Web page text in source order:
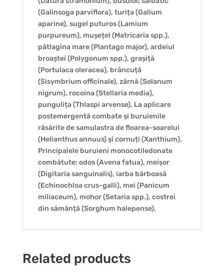
(Galinsoga parviflora), turița (Galium
aparine), sugel puturos (Lamium
purpureum), mușețel (Matricaria spp.),
pătlagina mare (Plantago major), ardeiul
broaștei (Polygonum spp.), grașiță
(Portulaca oleracea), brâncuță
(Sisymbrium officinale), zârnă (Solanum
nigrum), rocoina (Stellaria media),
pungulița (Thlaspi arvense). La aplicare
postemergentă combate și buruienile
răsărite de samulastra de floarea-soarelui
(Helianthus annuus) și cornuți (Xanthium).
Principalele buruieni monocotiledonate
combătute: odos (Avena fatua), meișor
(Digitaria sanguinalis), iarba bărboasă
(Echinochloa crus-galli), mei (Panicum
miliaceum), mohor (Setaria spp.), costrei
din sămânță (Sorghum halepense).
Related products